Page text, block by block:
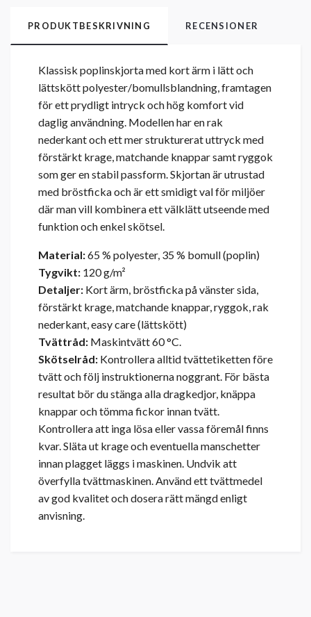
PRODUKTBESKRIVNING RECENSIONER
Klassisk poplinskjorta med kort ärm i lätt och
lättskött polyester/bomullsblandning, framtagen
för ett prydligt intryck och hög komfort vid
daglig användning. Modellen har en rak
nederkant och ett mer strukturerat uttryck med
förstärkt krage, matchande knappar samt ryggok
som ger en stabil passform. Skjortan är utrustad
med bröstficka och är ett smidigt val för miljöer
där man vill kombinera ett välklätt utseende med
funktion och enkel skötsel.
Material:65 % polyester, 35 % bomull (poplin)
Tygvikt: 120 g/m²
Detaljer: Kort ärm, bröstficka på vänster sida,
förstärkt krage, matchande knappar, ryggok, rak
nederkant, easy care (lättskött)
Tvättråd: Maskintvätt 60 °C.
Skötselråd: Kontrollera alltid tvättetiketten före
tvätt och följ instruktionerna noggrant. För bästa
resultat bör du stänga alla dragkedjor, knäppa
knappar och tömma fickor innan tvätt.
Kontrollera att inga lösa eller vassa föremål finns
kvar. Släta ut krage och eventuella manschetter
innan plagget läggs i maskinen. Undvik att
överfylla tvättmaskinen. Använd ett tvättmedel
av god kvalitet och dosera rätt mängd enligt
anvisning.